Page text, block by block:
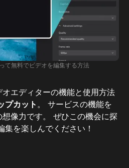
て無料でビデオを編集する方法
エディターの機能と使用方法
プカット 。 サービスの機能を
像力です。 ぜひこの機会に探
を楽しんでください！